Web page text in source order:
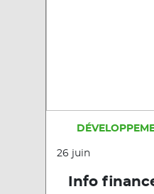
26 juin
Info